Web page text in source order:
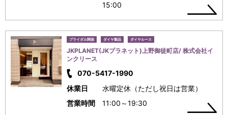
15:00
ブライダル関係 ダイヤ製品 ダイヤルース
JKPLANET(JKプラネット)上野御徒町店/ 株式会社イ
ンクリース
070-5417-1990
休業日
水曜定休（ただし祝日は営業）
営業時間
11:00～19:30